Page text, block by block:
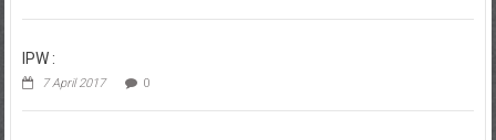
IPW :
7 April 2017 0